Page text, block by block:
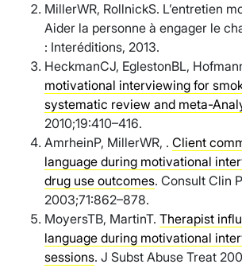
MillerWR, RollnickS. L’entretien
Aider la personne à engager le
: Interéditions, 2013.
HeckmanCJ, EglestonBL,
motivational interviewing for
systematic review and meta-
2010;19:410–416.
AmrheinP, MillerWR, . Client
language during motivational
drug use outcomes. Consult Clin
2003;71:862–878.
MoyersTB, MartinT. Therapist
language during motivational
sessions. J Subst Abuse Treat